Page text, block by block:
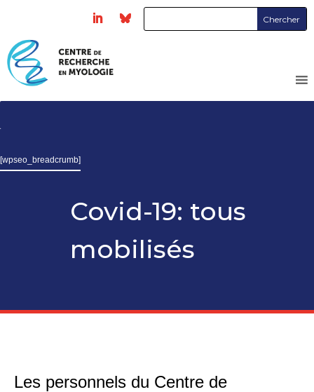
[wpseo_breadcrumb]
Covid-19: tous
mobilisés
Les personnels du Centre de